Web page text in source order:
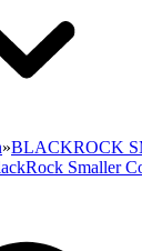
»BLACKROCK
Smaller